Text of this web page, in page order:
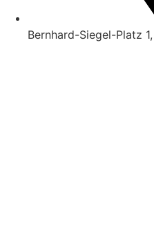
Bernhard-Siegel-Platz